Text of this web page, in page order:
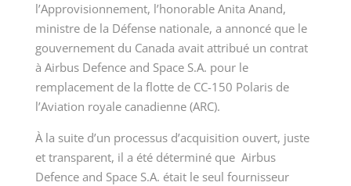
l’Approvisionnement, l’honorable Anita Anand,
ministre de la Défense nationale, a annoncé que le
gouvernement du Canada avait attribué un contrat
à Airbus Defence and Space S.A. pour le
remplacement de la flotte de CC-150 Polaris de
l’Aviation royale canadienne (ARC).
À la suite d’un processus d’acquisition ouvert, juste
et transparent, il a été déterminé que Airbus
Defence and Space S.A. était le seul fournisseur